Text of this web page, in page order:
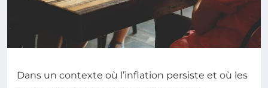
Dans un contexte où l’inflation persiste et où les